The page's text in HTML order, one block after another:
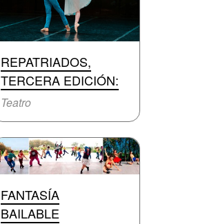
REPATRIADOS,
TERCERA EDICIÓN:
Teatro
FANTASÍA
BAILABLE